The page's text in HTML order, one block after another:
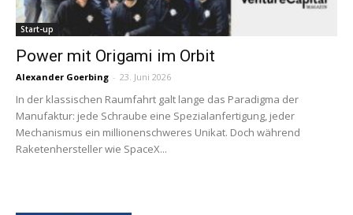
Start-up
Power mit­ Origami im Orbit
Alexander Goerbing - 23. Juni 2026
In der klassischen Raumfahrt galt lange das Paradigma der
Manufaktur: jede Schraube eine Spezialanfertigung, jeder
Mechanismus ein millionenschweres Unikat. Doch während
Raketenhersteller wie SpaceX...